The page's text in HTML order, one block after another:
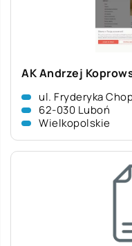
AK Andrzej
ul. Fryderyka
62-030 Luboń
Wielkopolskie